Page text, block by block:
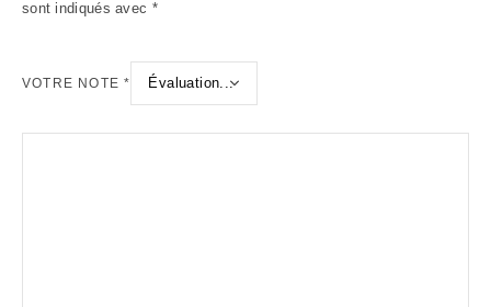
sont indiqués avec *
VOTRE NOTE*